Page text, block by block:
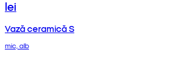
lei
Vază ceramică S
mic, alb